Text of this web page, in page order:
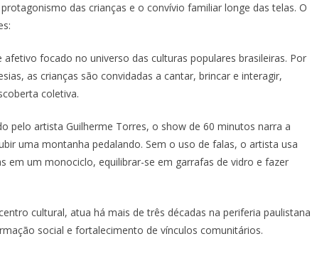
das crianças e o convívio familiar longe das telas. O
focado no universo das culturas populares brasileiras. Por
as crianças são convidadas a cantar, brincar e interagir,
coletiva.
pelo artista Guilherme Torres, o show de 60 minutos narra a
uma montanha pedalando. Sem o uso de falas, o artista usa
em um monociclo, equilibrar-se em garrafas de vidro e fazer
cultural, atua há mais de três décadas na periferia paulistana
social e fortalecimento de vínculos comunitários.